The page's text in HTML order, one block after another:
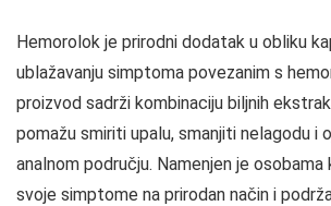
Hemorolok je prirodni dodatak u obliku
ublažavanju simptoma povezanim s
proizvod sadrži kombinaciju biljnih
pomažu smiriti upalu, smanjiti nelagodu i
analnom području. Namenjen je
svoje simptome na prirodan način i